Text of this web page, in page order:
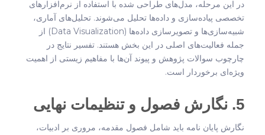
در این مرحله، مدل‌های طراحی شده با استفاده از نرم‌افزارهای
تخصصی پیاده‌سازی و داده‌ها تحلیل می‌شوند. تحلیل‌های آماری،
شبیه‌سازی‌ها و تصویرسازی داده‌ها (Data Visualization) از
جمله فعالیت‌های اصلی در این بخش هستند. تفسیر نتایج در
چارچوب سوالات پژوهش و پیوند آن‌ها با مفاهیم زیستی از اهمیت
ویژه‌ای برخوردار است.
5. نگارش فصول و تنظیمات نهایی
نگارش پایان نامه باید شامل فصول مقدمه، مروری بر ادبیات،